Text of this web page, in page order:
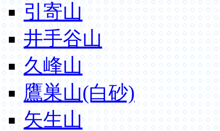
引寄山
井手谷山
久峰山
鷹巣山(白砂)
矢生山